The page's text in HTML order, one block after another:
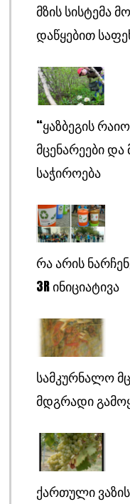
ᲛᲖᲘᲡ ᲡᲘᲡᲢᲔᲛᲐ
ᲓᲐᲬᲧᲔᲑᲘᲗ
“ᲧᲐᲖᲑᲔᲒᲘᲡ
ᲛᲪᲔᲜᲐᲠᲔᲔᲑᲘ ᲓᲐ
ᲡᲐᲭᲘᲠᲝᲔᲑᲐ
ᲠᲐ ᲐᲠᲘᲡ
3R ᲘᲜᲘᲪᲘᲐᲢᲘᲕᲐ
ᲡᲐᲛᲙᲣᲠᲜᲐᲚᲝ
ᲛᲓᲒᲠᲐᲓᲘ
ᲥᲐᲠᲗᲣᲚᲘ ᲕᲐᲖᲘᲡ